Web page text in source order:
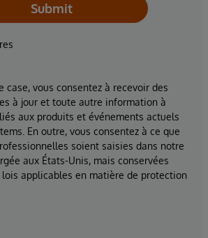
Submit
vous consentez à recevoir des
à jour et toute autre information à
aux produits et événements actuels
En outre, vous consentez à ce que
soient saisies dans notre
aux États-Unis, mais conservées
applicables en matière de protection